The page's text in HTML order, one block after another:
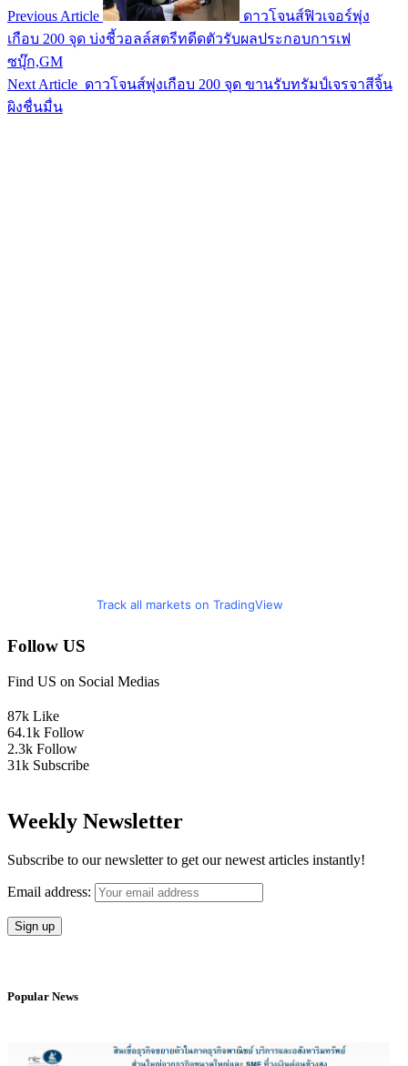
Previous Article
ดาวโจนส์ฟิวเจอร์พุ่ง
เกือบ 200 จุด บ่งชี้วอลล์สตรีทดีดตัวรับผลประกอบการเฟ
ซบุ๊ก,GM
Next Article ดาวโจนส์พุ่งเกือบ 200 จุด ขานรับทรัมป์เจรจาสีจิ้น
ผิงชื่นมื่น
Track all markets on TradingView
Follow US
Find US on Social Medias
87k Like
64.1k Follow
2.3k Follow
31k Subscribe
Weekly Newsletter
Subscribe to our newsletter to get our newest articles instantly!
Email address:
Popular News